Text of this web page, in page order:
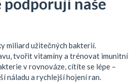
miliard užitečných bakterií.
tvořit vitamíny a trénovat imunitní
v rovnováze, cítíte se lépe –
náladu a rychlejší hojení ran.